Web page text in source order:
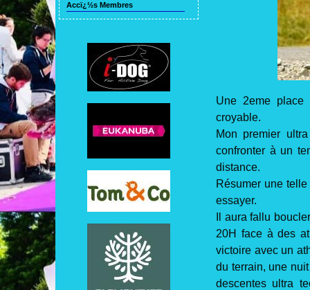
Accï¿½s Membres
Une 2eme
croyable.
Mon premier
confronter à un
distance.
Résumer une
essayer.
Il aura fallu
20H face à des
victoire avec un
du terrain, une
descentes ultra